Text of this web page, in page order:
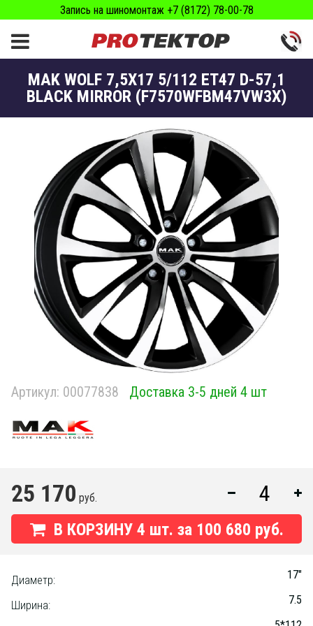
Запись на шиномонтаж +7 (8172) 78-00-78
MAK WOLF 7,5X17 5/112 ET47 D-57,1
BLACK MIRROR (F7570WFBM47VW3X)
Артикул: 00077838 Доставка 3-5 дней 4 шт
25 170 руб.
В КОРЗИНУ 4 шт. за 100 680 руб.
Диаметр: 17"
Ширина: 7.5